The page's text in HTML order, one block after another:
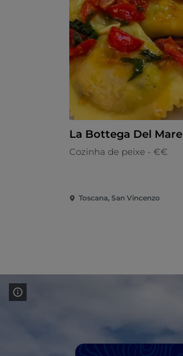
La Bottega Del Mare
Cozinha de peixe - €€
Toscana, San Vincenzo